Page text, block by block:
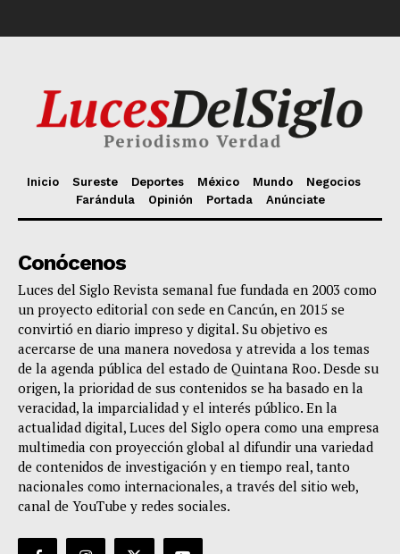
Inicio Sureste Deportes México Mundo
Negocios
Farándula
Opinión Portada Anúnciate
Conócenos
Luces del Siglo Revista semanal fue fundada en 2003 como
un proyecto editorial con sede en Cancún, en 2015 se
convirtió en diario impreso y digital. Su objetivo es
acercarse de una manera novedosa y atrevida a los temas
de la agenda pública del estado de Quintana Roo. Desde su
origen, la prioridad de sus contenidos se ha basado en la
veracidad, la imparcialidad y el interés público. En la
actualidad digital, Luces del Siglo opera como una empresa
multimedia con proyección global al difundir una variedad
de contenidos de investigación y en tiempo real, tanto
nacionales como internacionales, a través del sitio web,
canal de YouTube y redes sociales.